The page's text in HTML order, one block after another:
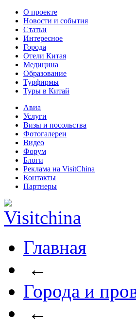
О проекте
Новости и события
Статьи
Интересное
Города
Отели Китая
Медицина
Образование
Турфирмы
Туры в Китай
Авиа
Услуги
Визы и посольства
Фотогалереи
Видео
Форум
Блоги
Реклама на VisitChina
Контакты
Партнеры
Главная
←
Города и
←